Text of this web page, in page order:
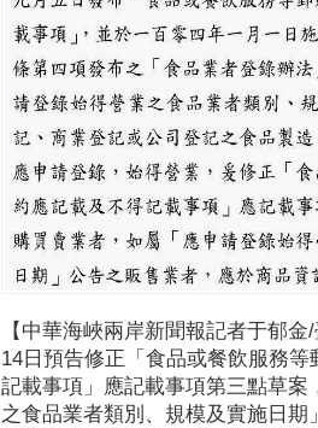
【中華海峽兩岸新聞報記者于郁
14日預告修正「食品或餐飲服務
記載事項」應記載事項第三點草
之食品業者類別、規模及實施日